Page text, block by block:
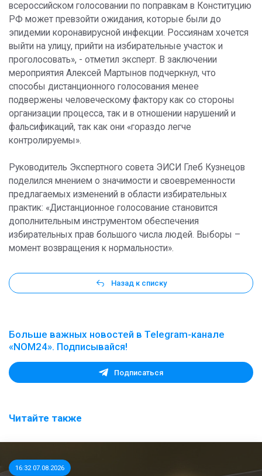
всероссийском голосовании по поправкам в Конституцию
РФ может превзойти ожидания, которые были до
эпидемии коронавирусной инфекции. Россиянам хочется
выйти на улицу, прийти на избирательные участок и
проголосовать», - отметил эксперт. В заключении
мероприятия Алексей Мартынов подчеркнул, что
способы дистанционного голосования менее
подвержены человеческому фактору как со стороны
организации процесса, так и в отношении нарушений и
фальсификаций, так как они «гораздо легче
контролируемы».
Руководитель Экспертного совета ЭИСИ Глеб Кузнецов
поделился мнением о значимости и своевременности
предлагаемых изменений в области избирательных
практик: «Дистанционное голосование становится
дополнительным инструментом обеспечения
избирательных прав большого числа людей. Выборы –
момент возвращения к нормальности».
Назад к списку
Больше важных новостей в Telegram-канале
«NOM24». Подписывайся!
Подписаться
Читайте также
16:32 07.08.2026